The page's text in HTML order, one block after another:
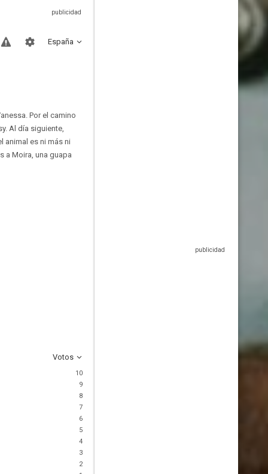
España
Por el camino
Al día siguiente,
animal es ni más ni
a Moira, una guapa
Votos
10
9
8
7
6
5
4
3
2